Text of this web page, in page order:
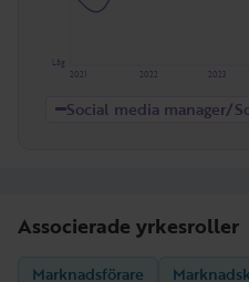
Låg
2023
2022
2021
Social media manager/
Associerade yrkesroller
Marknadsförare